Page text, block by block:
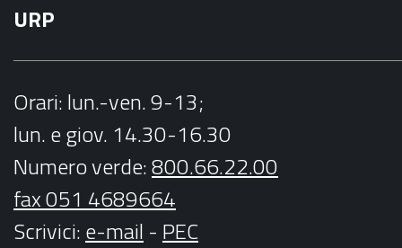
URP
Orari: lun.-ven. 9-13;
lun. e giov. 14.30-16.30
Numero verde:800.66.22.00
fax 051 4689664
Scrivici:e-mail - PEC